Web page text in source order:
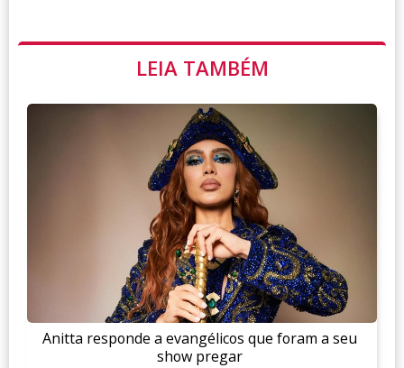
LEIA TAMBÉM
Anitta responde a evangélicos que foram a seu
show pregar